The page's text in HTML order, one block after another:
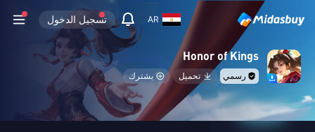
AR تسجيل الدخول
Honor of Kings
رسمي تحميل يشترك